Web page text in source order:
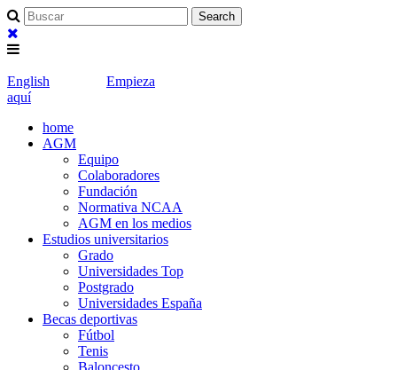
English
Empieza
aquí
home
AGM
Equipo
Colaboradores
Fundación
Normativa NCAA
AGM en los medios
Estudios universitarios
Grado
Universidades Top
Postgrado
Universidades España
Becas deportivas
Fútbol
Tenis
Baloncesto